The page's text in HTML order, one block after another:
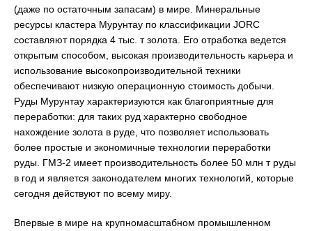
(даже по остаточным запасам) в мире. Минеральные
ресурсы кластера Мурунтау по классификации JORC
составляют порядка 4 тыс. т золота. Его отработка ведется
открытым способом, высокая производительность карьера и
использование высокопроизводительной техники
обеспечивают низкую операционную стоимость добычи.
Руды Мурунтау характеризуются как благоприятные для
переработки: для таких руд характерно свободное
нахождение золота в руде, что позволяет использовать
более простые и экономичные технологии переработки
руды. ГМЗ-2 имеет производительность более 50 млн т руды
в год и является законодателем многих технологий, которые
сегодня действуют по всему миру.
Впервые в мире на крупномасштабном промышленном